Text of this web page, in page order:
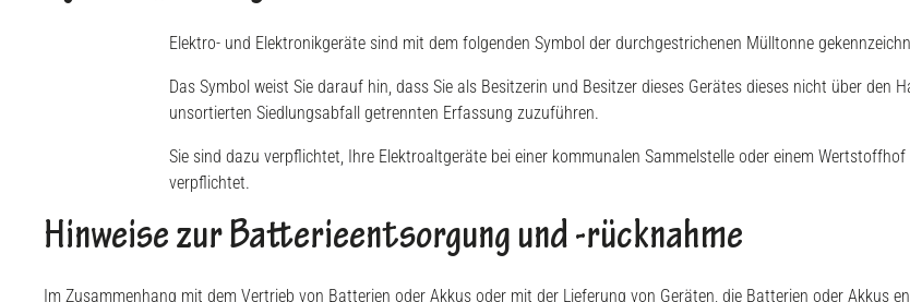
Elektro- und Elektronikgeräte sind mit dem folgenden Symbol der durchgestrichenen Mülltonne
Das Symbol weist Sie darauf hin, dass Sie als Besitzerin und Besitzer dieses Gerätes dieses nicht über
unsortierten Siedlungsabfall getrennten Erfassung zuzuführen.
Sie sind dazu verpflichtet, Ihre Elektroaltgeräte bei einer kommunalen Sammelstelle oder einem
verpflichtet.
Hinweise zur Batterieentsorgung und -rücknahme
Im Zusammenhang mit dem Vertrieb von Batterien oder Akkus oder mit der Lieferung von Geräten, die Batterien oder Akkus